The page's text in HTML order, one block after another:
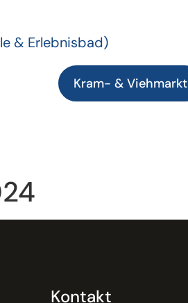
& Erlebnisbad)
Kram- & Viehmarkt
Kontakt